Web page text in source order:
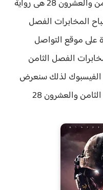
رواية اشباح المخابرات الفصل الثامن والعشرون 28 هى رواية
المخابرات الفصل
لاول مرة على موقع التواصل
الفصل الثامن
الفيسبوك لذلك سنعرض
الثامن والعشرون 28